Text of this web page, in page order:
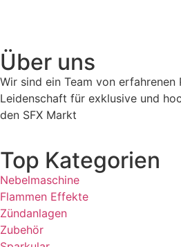
Über uns
Wir sind ein Team von
Leidenschaft für exklusive und
den SFX Markt
Top Kategorien
Nebelmaschine
Flammen Effekte
Zündanlagen
Zubehör